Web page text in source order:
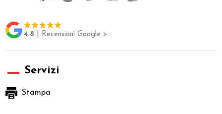
4.8 | Recensioni Google >
Servizi
Stampa